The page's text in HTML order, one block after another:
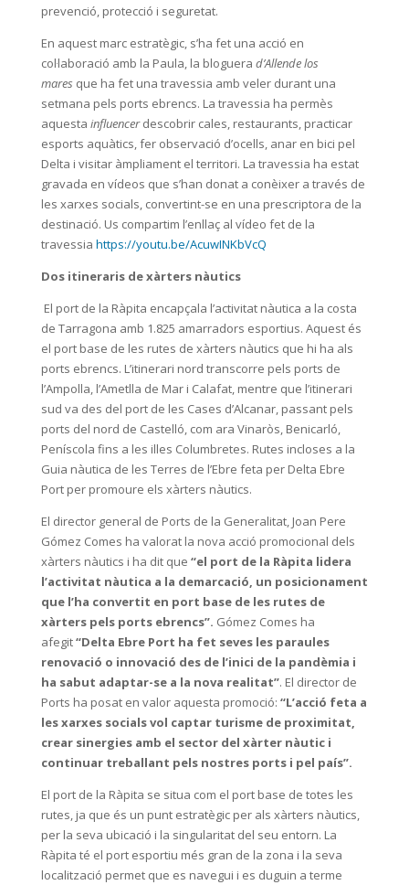
prevenció, protecció i seguretat.
En aquest marc estratègic, s’ha fet una acció en
col·laboració amb la Paula, la bloguera d’Allende los
mares que ha fet una travessia amb veler durant una
setmana pels ports ebrencs. La travessia ha permès
aquesta influencerdescobrir cales, restaurants, practicar
esports aquàtics, fer observació d’ocells, anar en bici pel
Delta i visitar àmpliament el territori. La travessia ha estat
gravada en vídeos que s’han donat a conèixer a través de
les xarxes socials, convertint-se en una prescriptora de la
destinació. Us compartim l’enllaç al vídeo fet de la
travessia https://youtu.be/AcuwINKbVcQ
Dos itineraris de xàrters nàutics
El port de la Ràpita encapçala l’activitat nàutica a la costa
de Tarragona amb 1.825 amarradors esportius. Aquest és
el port base de les rutes de xàrters nàutics que hi ha als
ports ebrencs. L’itinerari nord transcorre pels ports de
l’Ampolla, l’Ametlla de Mar i Calafat, mentre que l’itinerari
sud va des del port de les Cases d’Alcanar, passant pels
ports del nord de Castelló, com ara Vinaròs, Benicarló,
Peníscola fins a les illes Columbretes. Rutes incloses a la
Guia nàutica de les Terres de l’Ebre feta per Delta Ebre
Port per promoure els xàrters nàutics.
El director general de Ports de la Generalitat, Joan Pere
Gómez Comes ha valorat la nova acció promocional dels
xàrters nàutics i ha dit que “el port de la Ràpita lidera
l’activitat nàutica a la demarcació, un posicionament
que l’ha convertit en port base de les rutes de
xàrters pels ports ebrencs”. Gómez Comes ha
afegit“Delta Ebre Port ha fet seves les paraules
renovació o innovació des de l’inici de la pandèmia i
ha sabut adaptar-se a la nova realitat”. El director de
Ports ha posat en valor aquesta promoció: “L’acció feta a
les xarxes socials vol captar turisme de proximitat,
crear sinergies amb el sector del xàrter nàutic i
continuar treballant pels nostres ports i pel país”.
El port de la Ràpita se situa com el port base de totes les
rutes, ja que és un punt estratègic per als xàrters nàutics,
per la seva ubicació i la singularitat del seu entorn. La
Ràpita té el port esportiu més gran de la zona i la seva
localització permet que es navegui i es duguin a terme